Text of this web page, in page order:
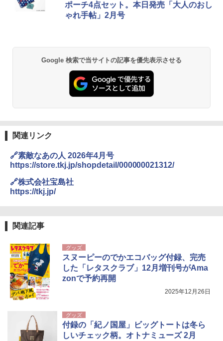
ポーチ4点セット。本日発売「大人のおし
ゃれ手帖」2月号
Google 検索で当サイトの記事を優先表示させる
関連リンク
🔗素敵なあの人 2026年4月号
https://store.tkj.jp/shopdetail/000000021312/
🔗株式会社宝島社
https://tkj.jp/
関連記事
グッズ
スヌーピーのでかエコバッグ付録、完売
した「レタスクラブ」12月増刊号がAma
zonで予約再開
2025年12月26日
グッズ
付録の「紀ノ国屋」ビッグトートは冬ら
しいチェック柄。オトナミューズ 2月